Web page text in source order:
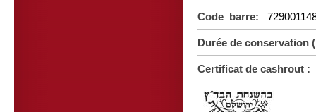
Code barre:
Durée de
Certificat de cashrout :